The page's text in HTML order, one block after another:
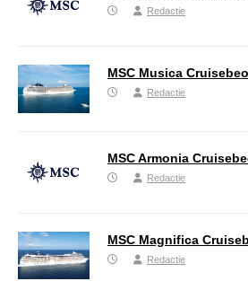
Redactie
MSC Musica
Redactie
MSC Armonia
Redactie
MSC Magnifica
Redactie